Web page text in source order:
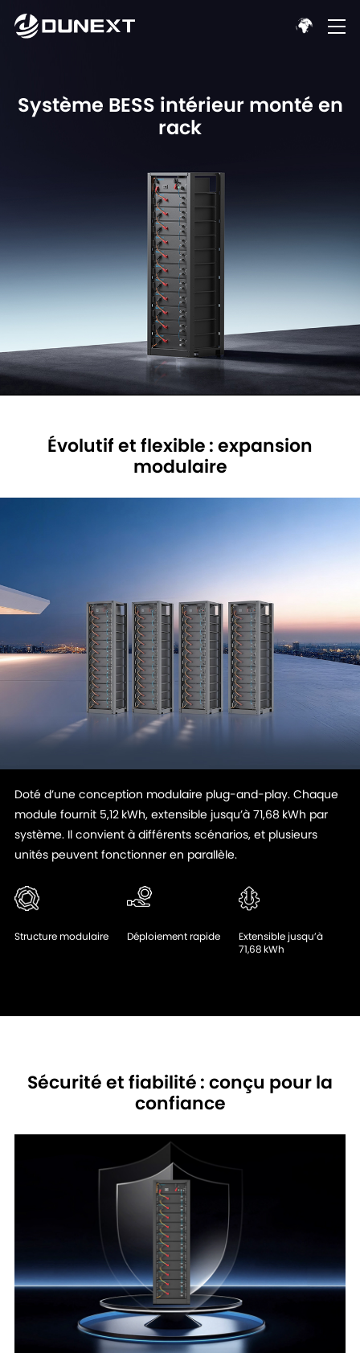
Système BESS intérieur monté en
rack
Évolutif et flexible : expansion
modulaire
Doté d’une conception modulaire plug-and-play. Chaque
module fournit 5,12 kWh, extensible jusqu’à 71,68 kWh par
système. Il convient à différents scénarios, et plusieurs
unités peuvent fonctionner en parallèle.
Structure modulaire Déploiement rapide
Extensible jusqu’à
71,68 kWh
Sécurité et fiabilité : conçu pour la
confiance